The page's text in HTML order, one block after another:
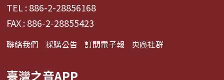
TEL : 886-2-28856168
FAX : 886-2-28855423
聯絡我們 採購公告 訂閱電子報 央廣社群
臺灣之音APP